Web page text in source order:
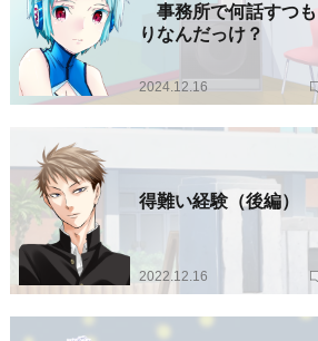
事務所で何話すつも
りなんだっけ？
2024.12.16
得難い経験（後編）
2022.12.16